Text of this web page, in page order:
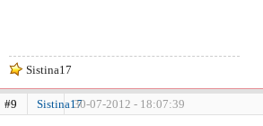
Sistina17
#9 Sistina1730-07-2012 - 18:07:39